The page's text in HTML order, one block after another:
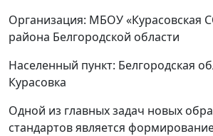
Организация: МБОУ «Курасовская
района Белгородской области
Населенный пункт: Белгородская
Курасовка
Одной из главных задач новых
стандартов является